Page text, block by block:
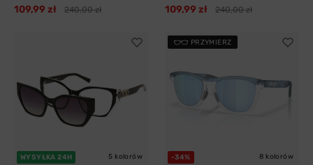
109,99 zł 240,00 zł 109,99 zł 240,00 zł
WYSYŁKA 24H 5 kolorów
PRZYMIERZ
-34% 8 kolorów